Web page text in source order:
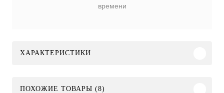
времени
ХАРАКТЕРИСТИКИ
ПОХОЖИЕ ТОВАРЫ (8)